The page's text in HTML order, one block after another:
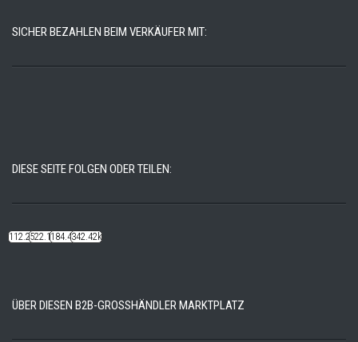
SICHER BEZAHLEN BEIM VERKÄUFER MIT:
DIESE SEITE FOLGEN ODER TEILEN:
112.22k522.14k184.48k342.42k
ÜBER DIESEN B2B-GROSSHÄNDLER MARKTPLATZ